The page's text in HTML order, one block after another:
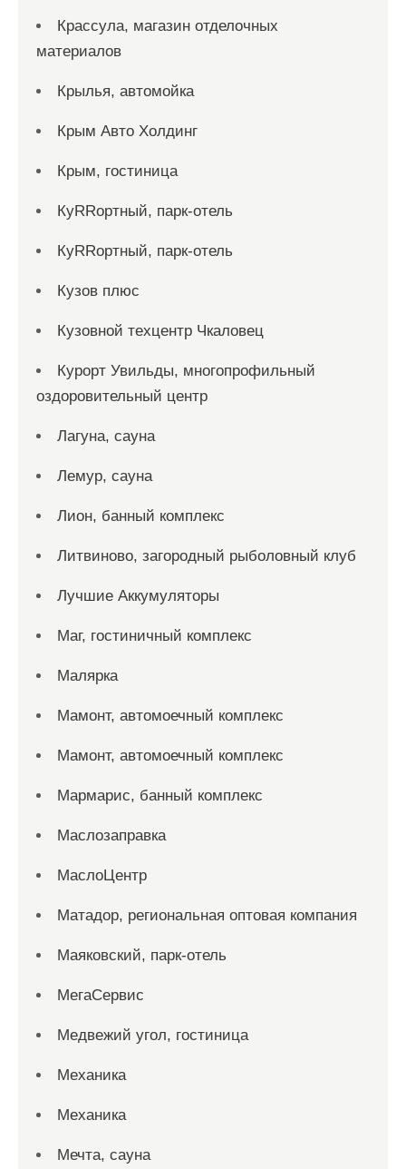
Крассула, магазин отделочных
материалов
Крылья, автомойка
Крым Авто Холдинг
Крым, гостиница
КуRRортный, парк-отель
КуRRортный, парк-отель
Кузов плюс
Кузовной техцентр Чкаловец
Курорт Увильды, многопрофильный
оздоровительный центр
Лагуна, сауна
Лемур, сауна
Лион, банный комплекс
Литвиново, загородный рыболовный клуб
Лучшие Аккумуляторы
Маг, гостиничный комплекс
Малярка
Мамонт, автомоечный комплекс
Мамонт, автомоечный комплекс
Мармарис, банный комплекс
Маслозаправка
МаслоЦентр
Матадор, региональная оптовая компания
Маяковский, парк-отель
МегаСервис
Медвежий угол, гостиница
Механика
Механика
Мечта, сауна